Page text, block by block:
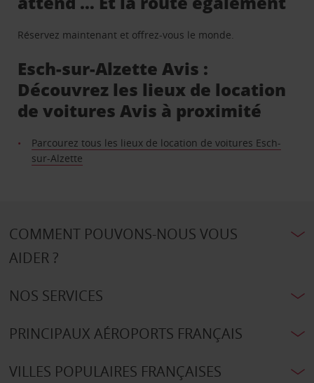
Réservez maintenant et offrez-vous le monde.
Esch-sur-Alzette Avis :
Découvrez les lieux de location
de voitures Avis à proximité
Parcourez tous les lieux de location de voitures Esch-
sur-Alzette
COMMENT POUVONS-NOUS VOUS
AIDER ?
NOS SERVICES
PRINCIPAUX AÉROPORTS FRANÇAIS
VILLES POPULAIRES FRANÇAISES